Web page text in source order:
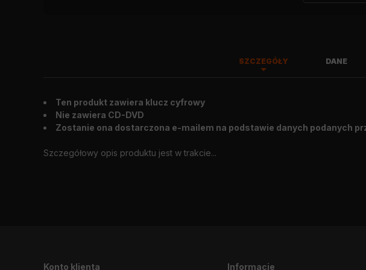
SZCZEGÓŁY DANE
Ten produkt zawiera klucz cyfrowy
Nie zawiera CD-DVD
Zostanie ona dostarczona e-mailem na podstawie danych podanych
Szczegółowy opis produktu jest w trakcie...
Wygląd zewnętrzny: 2012.05.07
Konto klienta Informacje